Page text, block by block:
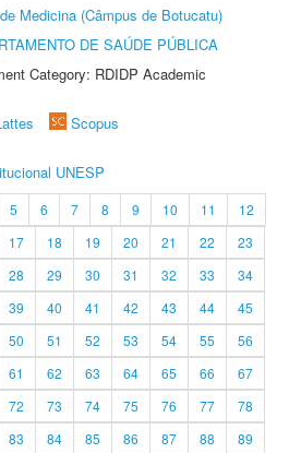
Medicina (Câmpus de Botucatu)
DE SAÚDE PÚBLICA
Category: RDIDP Academic
Scopus
UNESP
5 6 7 8 9 10 11
12
17 18 19 20 21 22
23
28 29 30 31 32 33
34
39 40 41 42 43 44
45
50 51 52 53 54 55
56
61 62 63 64 65 66
67
72 73 74 75 76 77
78
83 84 85 86 87 88
89